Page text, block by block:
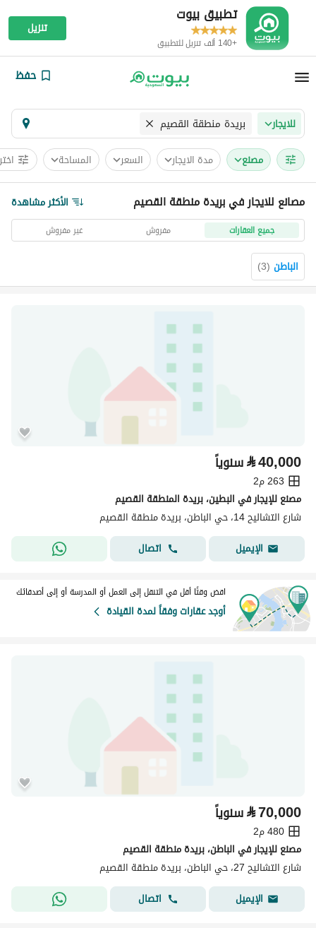
تطبيق بيوت
+140 ألف تنزيل للتطبيق
تنزيل
حفظ
للايجار بريدة منطقة القصيم
مصنع مدة الايجار السعر المساحة
مصانع للايجار في بريدة منطقة القصيم الأكثر مشاهدة
جميع العقارات مفروش غير مفروش
الباطن (
3
)
⃁40,000 سنوياً
263 م2
مصنع للإيجار في البطين، بريدة المنطقة القصيم
شارع التشاليح 14، حي الباطن، بريدة منطقة القصيم
الإيميل
اتصال
اقض وقتًا أقل في التنقل إلى العمل أو المدرسة أو إلى أصدقائك
أوجد عقارات وفقاً لمدة القيادة
⃁70,000 سنوياً
480 م2
مصنع للإيجار في الباطن، بريدة منطقة القصيم
شارع التشاليح 27، حي الباطن، بريدة منطقة القصيم
الإيميل
اتصال